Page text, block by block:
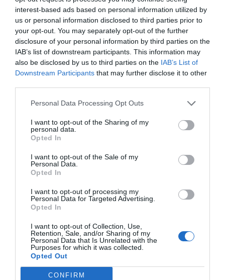
interest-based ads based on personal information utilized by
us or personal information disclosed to third parties prior to
your opt-out. You may separately opt-out of the further
disclosure of your personal information by third parties on the
IAB’s list of downstream participants. This information may
also be disclosed by us to third parties on the IAB’s List of
Downstream Participants that may further disclose it to other
Personal Data Processing Opt Outs
I want to opt-out of the Sharing of my
personal data.
Opted In
I want to opt-out of the Sale of my
Personal Data.
Opted In
I want to opt-out of processing my
Personal Data for Targeted Advertising.
Opted In
I want to opt-out of Collection, Use,
Retention, Sale, and/or Sharing of my
Personal Data that Is Unrelated with the
Purposes for which it was collected.
Opted Out
CONFIRM
Activación Mahou-Rayo Vallecano: movilización
en Vallecas antes de la final de la Conference